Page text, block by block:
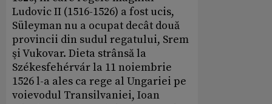
Ludovic II (1516-1526) a fost ucis,
Süleyman nu a ocupat decât două
provincii din sudul regatului, Srem
şi Vukovar. Dieta strânsă la
Székesfehérvár la 11 noiembrie
1526 l-a ales ca rege al Ungariei pe
voievodul Transilvaniei, Ioan